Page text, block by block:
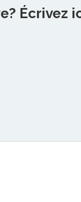
Écrivez